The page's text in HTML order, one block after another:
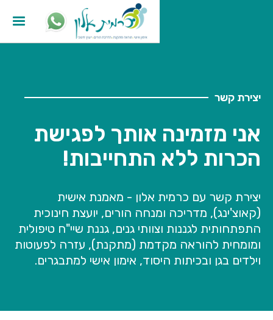
יצירת קשר
אני מזמינה אותך לפגישת
הכרות ללא התחייבות!
יצירת קשר עם כרמית אלון - מאמנת אישית
(קאוצ'ינג), מדריכה ומנחה הורים, יועצת חינוכית
התפתחותית לגננות וצוותי גנים, גננת שיי"ח טיפולית
ומומחית להוראה מקדמת (מתקנת), עזרה לפעוטות
וילדים בגן ובכיתות היסוד, אימון אישי למתבגרים.